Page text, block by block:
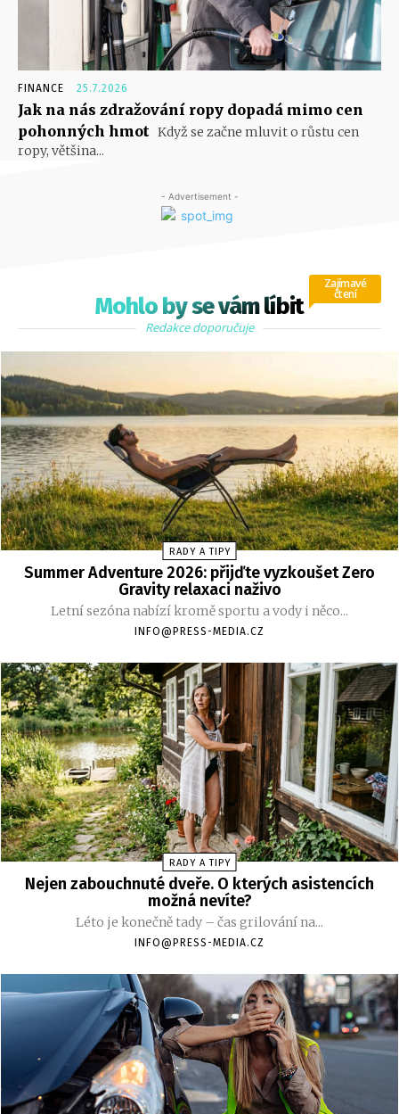
FINANCE 25.7.2026
Jak na nás zdražování ropy dopadá mimo cen
pohonných hmot Když se začne mluvit o růstu cen
ropy, většina...
- Advertisement -
Mohlo by se vám líbit
Zajímavé
čtení
Redakce doporučuje
RADY A TIPY
Summer Adventure 2026: přijďte vyzkoušet Zero
Gravity relaxaci naživo
Letní sezóna nabízí kromě sportu a vody i něco...
INFO@PRESS-MEDIA.CZ
RADY A TIPY
Nejen zabouchnuté dveře. O kterých asistencích
možná nevíte?
Léto je konečně tady – čas grilování na...
INFO@PRESS-MEDIA.CZ